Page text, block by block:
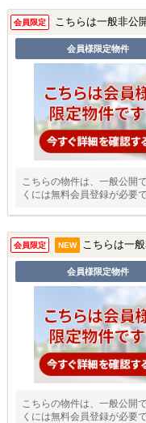
会員限定 こちらは一般非公
会員様限定物件
こちらの物件は、一般公開
くには無料会員登録が必要で
会員限定 NEW こちらは一
会員様限定物件
こちらの物件は、一般公開
くには無料会員登録が必要で